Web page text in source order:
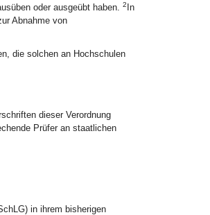
oder ausgeübt haben. 2 In
Abnahme von
die solchen an Hochschulen
dieser Verordnung
Prüfer an staatlichen
in ihrem bisherigen